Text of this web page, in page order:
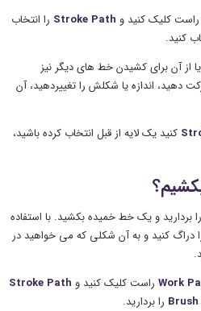
راست کلیک کنید و Stroke Path را انتخاب
کنید.
از آن برای کشیدن خط های دیگر نیز
دهید، اندازه یا شکلش را تغییردهید، آن
کنید یک لایه از قبل انتخاب کرده باشید،
را بردارید و یک خط خمیده بکشید. با استفاده
کنید و به آن شکلی که می خواهید در
Work راست کلیک کنید و Stroke Path
را بردارید.